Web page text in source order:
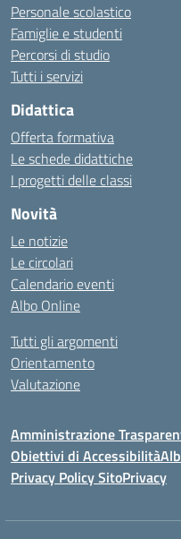
Personale scolastico
Famiglie e studenti
Percorsi di studio
Tutti i servizi
Didattica
Offerta formativa
Le schede didattiche
I progetti delle classi
Novità
Le notizie
Le circolari
Calendario eventi
Albo Online
Tutti gli argomenti
Orientamento
Valutazione
Amministrazione
Obiettivi di Accessibilità
Privacy Policy SitoPrivacy